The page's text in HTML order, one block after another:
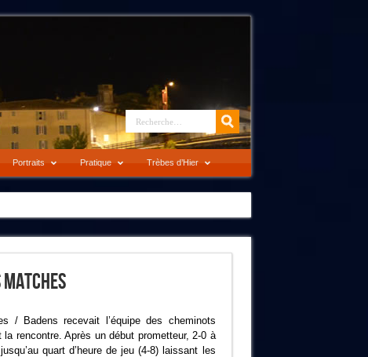
Portraits Pratique Trèbes d’Hier
Matches
/ Badens recevait l’équipe des cheminots
rencontre. Après un début prometteur, 2-0 à
quart d’heure de jeu (4-8) laissant les